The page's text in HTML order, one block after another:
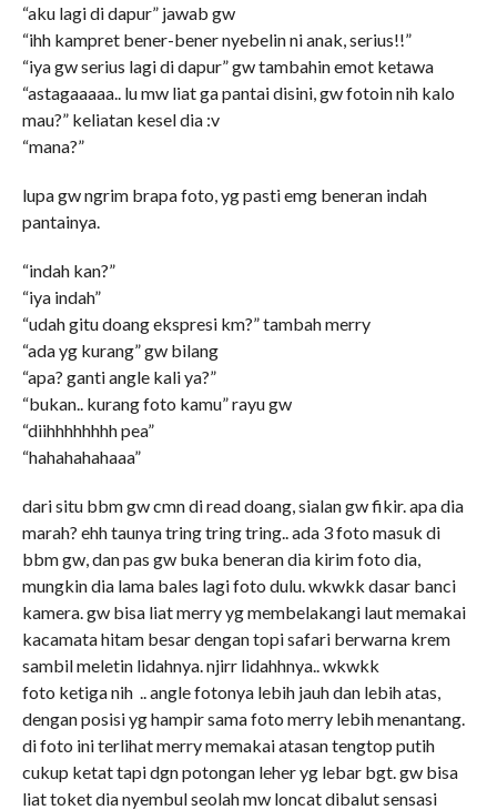
“aku lagi di dapur” jawab gw
“ihh kampret bener-bener nyebelin ni anak, serius!!”
“iya gw serius lagi di dapur” gw tambahin emot ketawa
“astagaaaaa.. lu mw liat ga pantai disini, gw fotoin nih kalo
mau?” keliatan kesel dia :v
“mana?”
lupa gw ngrim brapa foto, yg pasti emg beneran indah
pantainya.
“indah kan?”
“iya indah”
“udah gitu doang ekspresi km?” tambah merry
“ada yg kurang” gw bilang
“apa? ganti angle kali ya?”
“bukan.. kurang foto kamu” rayu gw
“diihhhhhhhh pea”
“hahahahahaaa”
dari situ bbm gw cmn di read doang, sialan gw fikir. apa dia
marah? ehh taunya tring tring tring.. ada 3 foto masuk di
bbm gw, dan pas gw buka beneran dia kirim foto dia,
mungkin dia lama bales lagi foto dulu. wkwkk dasar banci
kamera. gw bisa liat merry yg membelakangi laut memakai
kacamata hitam besar dengan topi safari berwarna krem
sambil meletin lidahnya. njirr lidahhnya.. wkwkk
foto ketiga nih .. angle fotonya lebih jauh dan lebih atas,
dengan posisi yg hampir sama foto merry lebih menantang.
di foto ini terlihat merry memakai atasan tengtop putih
cukup ketat tapi dgn potongan leher yg lebar bgt. gw bisa
liat toket dia nyembul seolah mw loncat dibalut sensasi